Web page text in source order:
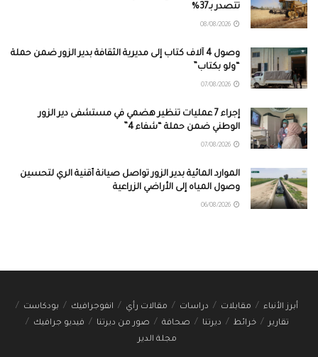
تتصدر بـ37%
وصول 4 آلاف كتاب إلى مديرية الثقافة بدير الزور ضمن حملة
“ولو بكتاب”
إجراء 7 عمليات تنظير هضمي في مستشفى دير الزور
الوطني ضمن حملة “شفاء 4”
الموارد المائية بدير الزور تواصل صيانة أقنية الري لتحسين
وصول المياه إلى الأراضي الزراعية
أبرز الأنباء مقابلات دراسات مقالات رأي انفوجرافيك
بودكاست
تقارير
خرائط ديرتنا صحافة صور من ديرتنا
فيديو جرافيك
مجلة الدير